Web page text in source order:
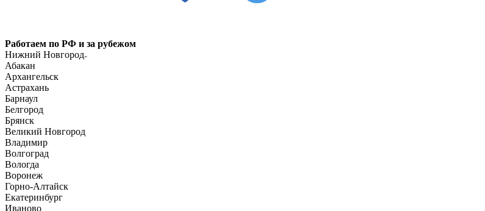
Работаем по РФ и за рубежом
Нижний Новгород
Абакан
Архангельск
Астрахань
Барнаул
Белгород
Брянск
Великий Новгород
Владимир
Волгоград
Вологда
Воронеж
Горно-Алтайск
Екатеринбург
Иваново